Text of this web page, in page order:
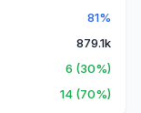
81%
879.1k
6 (30%)
14 (70%)